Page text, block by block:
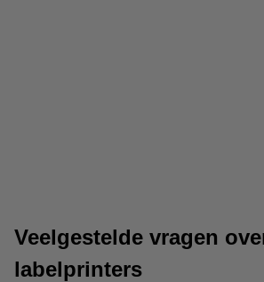
Veelgestelde vragen
labelprinters